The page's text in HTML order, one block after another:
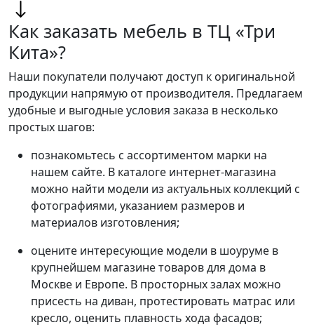
Как заказать мебель в ТЦ «Три
Кита»?
Наши покупатели получают доступ к оригинальной
продукции напрямую от производителя. Предлагаем
удобные и выгодные условия заказа в несколько
простых шагов:
познакомьтесь с ассортиментом марки на
нашем сайте. В каталоге интернет-магазина
можно найти модели из актуальных коллекций с
фотографиями, указанием размеров и
материалов изготовления;
оцените интересующие модели в шоуруме в
крупнейшем магазине товаров для дома в
Москве и Европе. В просторных залах можно
присесть на диван, протестировать матрас или
кресло, оценить плавность хода фасадов;